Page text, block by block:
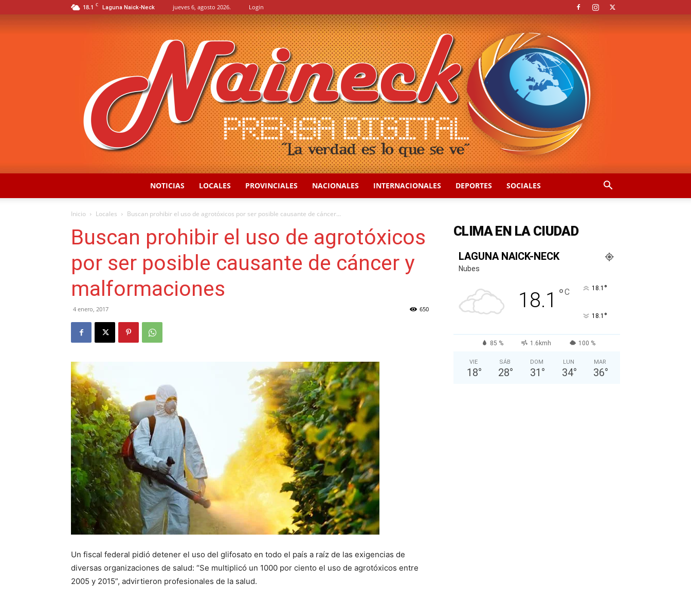
18.1 C Laguna Naick-Neck jueves 6, agosto 2026. Login
NAINECK
DIGITAL
NOTICIAS LOCALES PROVINCIALES NACIONALES INTERNACIONALES DEPORTES SOCIALES
Inicio Locales Buscan prohibir el uso de agrotóxicos por ser posible causante de cáncer...
Buscan prohibir el uso de agrotóxicos
por ser posible causante de cáncer y
malformaciones
4 enero, 2017 650
Un fiscal federal pidió detener el uso del glifosato en todo el país a raíz de las exigencias de
diversas organizaciones de salud: “Se multiplicó un 1000 por ciento el uso de agrotóxicos entre
2005 y 2015”, advirtieron profesionales de la salud.
CLIMA EN LA CIUDAD
LAGUNA NAICK-NECK
Nubes
18.1 °C 18.1 °
18.1 °
85 % 1.6kmh 100 %
VIE
18°
SÁB
28°
DOM
31 °
LUN
34°
MAR
36°